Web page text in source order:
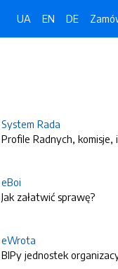
UA EN DE
System Rada
Profile Radnych, komisje,
eBoi
Jak załatwić sprawę?
eWrota
BIPy jednostek